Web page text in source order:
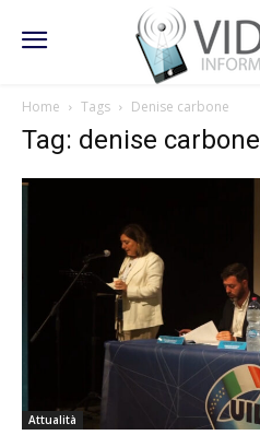
Home Tags Denise carbone
Tag: denise carbone
Attualità